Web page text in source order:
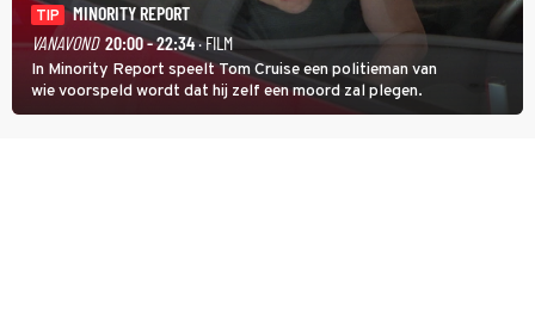
TIP
MINORITY REPORT
VANAVOND 20:00 - 22:34· FILM
In Minority Report speelt Tom Cruise een politieman van
wie voorspeld wordt dat hij zelf een moord zal plegen.